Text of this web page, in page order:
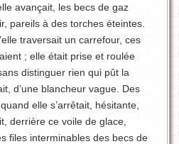
avançait, les becs de gaz
pareils à des torches éteintes.
traversait un carrefour, ces
; elle était prise et roulée
distinguer rien qui pût la
d’une blancheur vague. Des
elle s’arrêtait, hésitante,
derrière ce voile de glace,
files interminables des becs de